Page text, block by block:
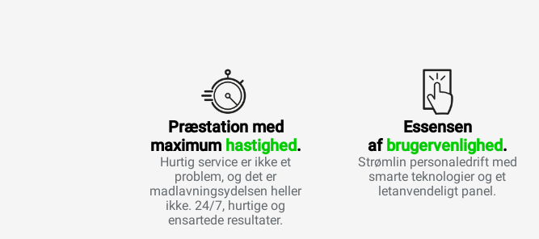
Præstation med
maximum hastighed.
Hurtig service er ikke et
problem, og det er
madlavningsydelsen heller
ikke. 24/7, hurtige og
ensartede resultater.
Essensen
af brugervenlighed.
Strømlin personaledrift med
smarte teknologier og et
letanvendeligt panel.